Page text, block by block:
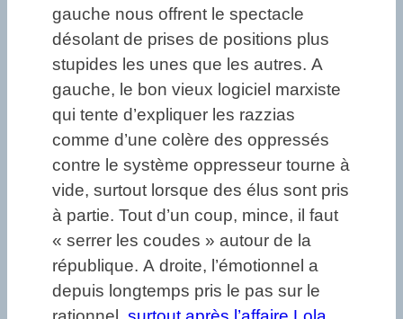
gauche nous offrent le spectacle
désolant de prises de positions plus
stupides les unes que les autres. A
gauche, le bon vieux logiciel marxiste
qui tente d’expliquer les razzias
comme d’une colère des oppressés
contre le système oppresseur tourne à
vide, surtout lorsque des élus sont pris
à partie. Tout d’un coup, mince, il faut
« serrer les coudes » autour de la
république. A droite, l’émotionnel a
depuis longtemps pris le pas sur le